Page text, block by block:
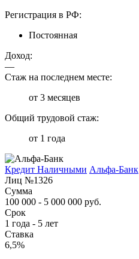
Регистрация в РФ:
Постоянная
Доход:
—
Стаж на последнем месте:
от 3 месяцев
Общий трудовой стаж:
от 1 года
Кредит Наличными Альфа-Банк
Лиц №1326
Сумма
100 000 - 5 000 000 руб.
Срок
1 года - 5 лет
Ставка
6,5%